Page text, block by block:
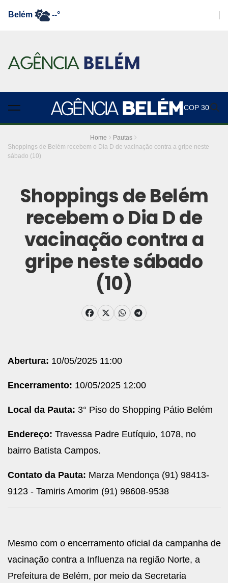
Belém --°
COP 30
Home
Pautas
Shoppings de Belém recebem o Dia D de vacinação contra a gripe neste
sábado (10)
Shoppings de Belém
recebem o Dia D de
vacinação contra a
gripe neste sábado
(10)
Abertura: 10/05/2025 11:00
Encerramento: 10/05/2025 12:00
Local da Pauta: 3° Piso do Shopping Pátio Belém
Endereço: Travessa Padre Eutíquio, 1078, no
bairro Batista Campos.
Contato da Pauta: Marza Mendonça (91) 98413-
9123 - Tamiris Amorim (91) 98608-9538
Mesmo com o encerramento oficial da campanha de
vacinação contra a Influenza na região Norte, a
Prefeitura de Belém, por meio da Secretaria